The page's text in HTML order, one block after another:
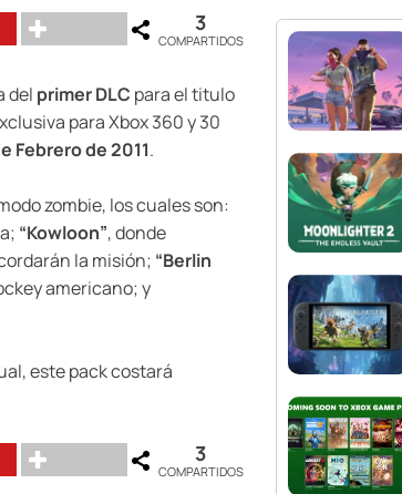
3
COMPARTIDOS
del primer DLC para el titulo
para Xbox 360 y 30
Febrero de 2011.
zombie, los cuales son:
“Kowloon”, donde
la misión; “Berlin
americano; y
este pack costará
3
COMPARTIDOS